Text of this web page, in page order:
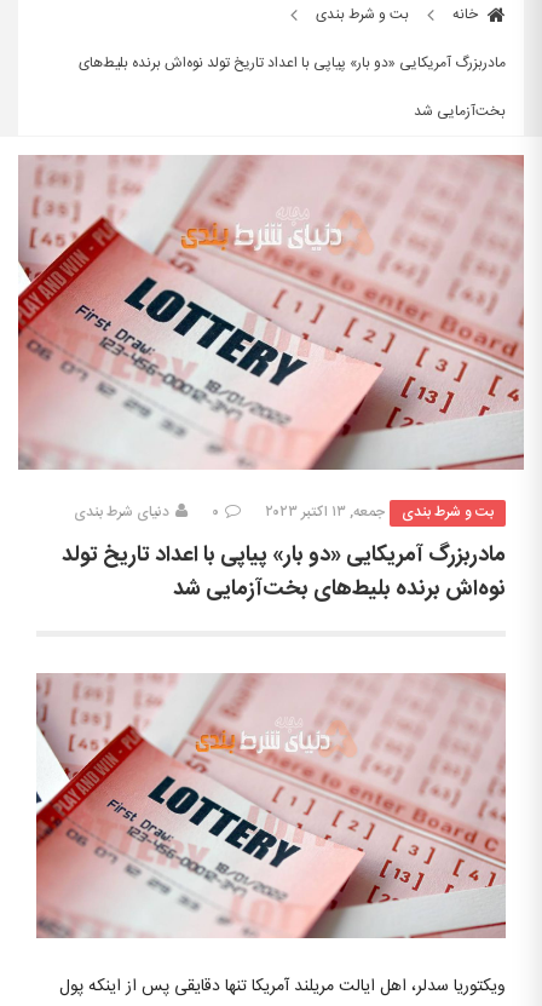
خانه
بت و شرط بندی
مادربزرگ آمریکایی «دو بار» پیاپی با اعداد تاریخ تولد نوه‌اش برنده بلیط‌های
بخت‌آزمایی شد
بت و شرط بندی جمعه, ۱۳ اکتبر ۲۰۲۳ ۰ دنیای شرط بندی
مادربزرگ آمریکایی «دو بار» پیاپی با اعداد تاریخ تولد
نوه‌اش برنده بلیط‌های بخت‌آزمایی شد
ویکتوریا سدلر، اهل ایالت مریلند آمریکا تنها دقایقی پس از اینکه پول